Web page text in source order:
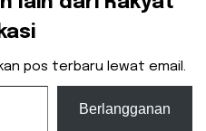
pos terbaru lewat email.
Berlangganan